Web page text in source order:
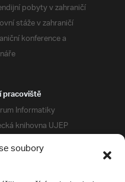
soubory
pobyty v zahraničí
stáže v zahraničí
konference a
pracoviště
Informatiky
knihovna UJEP
kolejí a menz
centrum podpory